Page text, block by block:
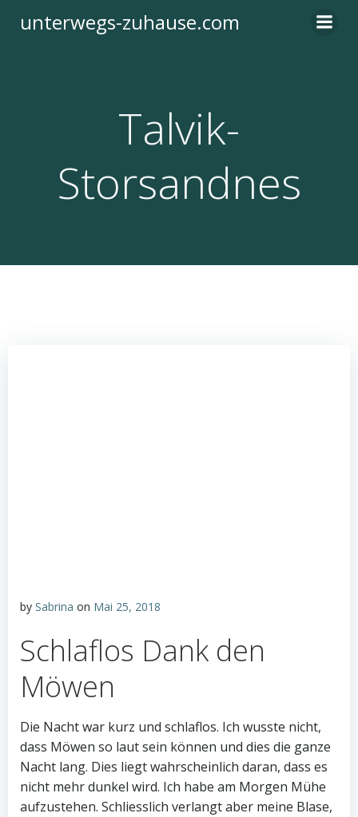
Inhalt
unterwegs-zuhause.com
Talvik-
Storsandnes
by Sabrina on Mai 25, 2018
Schlaflos Dank den
Möwen
Die Nacht war kurz und schlaflos. Ich wusste nicht,
dass Möwen so laut sein können und dies die ganze
Nacht lang. Dies liegt wahrscheinlich daran, dass es
nicht mehr dunkel wird. Ich habe am Morgen Mühe
aufzustehen. Schliesslich verlangt aber meine Blase,